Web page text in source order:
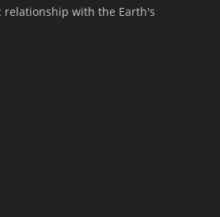
relationship with the Earth's